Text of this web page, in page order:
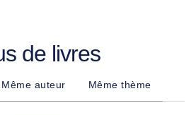
de livres
Même auteur Même thème